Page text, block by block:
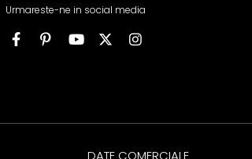
Urmareste-ne in social media
DATE COMERCIALE